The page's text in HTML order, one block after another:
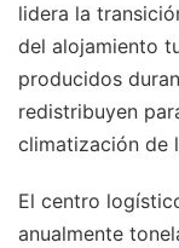
lidera la
del alojamiento
producidos
redistribuyen
climatización de
El centro
anualmente